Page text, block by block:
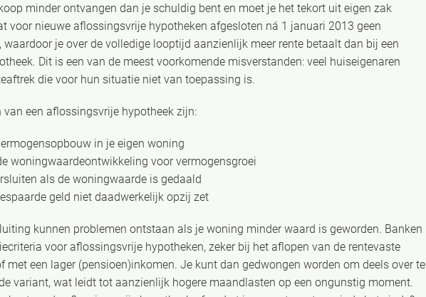
minder ontvangen dan je schuldig bent en moet je het tekort uit eigen zak
voor nieuwe aflossingsvrije hypotheken afgesloten ná 1 januari 2013 geen
waardoor je over de volledige looptijd aanzienlijk meer rente betaalt dan bij een
Dit is een van de meest voorkomende misverstanden: veel huiseigenaren
die voor hun situatie niet van toepassing is.
van een aflossingsvrije hypotheek zijn:
in je eigen woning
woningwaardeontwikkeling voor vermogensgroei
als de woningwaarde is gedaald
geld niet daadwerkelijk opzij zet
kunnen problemen ontstaan als je woning minder waard is geworden. Banken
voor aflossingsvrije hypotheken, zeker bij het aflopen van de rentevaste
met een lager (pensioen)inkomen. Je kunt dan gedwongen worden om deels over te
variant, wat leidt tot aanzienlijk hogere maandlasten op een ongunstig moment.